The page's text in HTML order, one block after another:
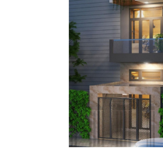
Sau khi xem xét hiện trạng đất
nhà cấp 4 5x15m
mái
cho ngôi nhà. Ngôi nhà không chỉ
bảo đầy đủ các yêu cầu, dưới đây
Phối cảnh ngoại
nhà cấp 4 5x15m có thiết kế
mát và nổi bật hơn so với những
nhà được thiết kế vuông vắn, gọn